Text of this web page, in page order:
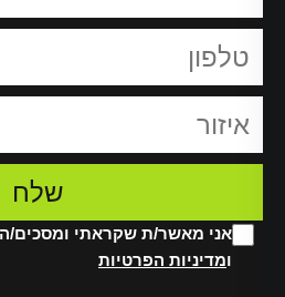
אני מאשר/ת שקראתי ומסכים/
ומדיניות הפרטיות